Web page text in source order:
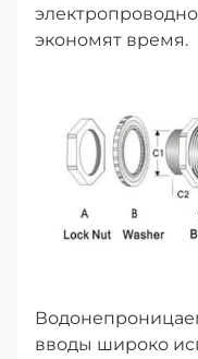
экономят время.
вводы широко